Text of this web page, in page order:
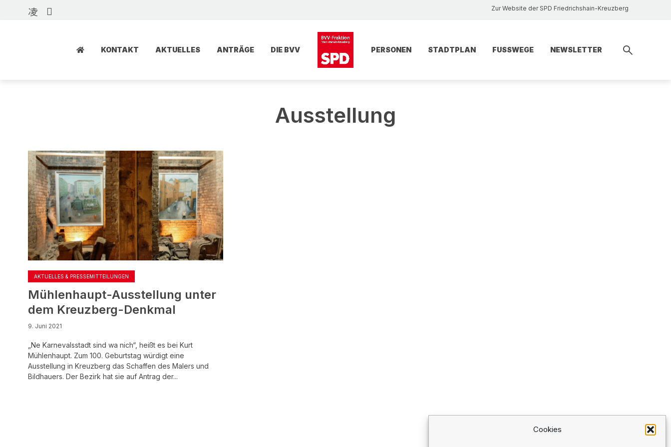
Cookies
Zur Website der SPD Friedrichshain-Kreuzberg
KONTAKT AKTUELLES ANTRÄGE DIE BVV PERSONEN STADTPLAN FUSSWEGE NEWSLETTER
Ausstellung
AKTUELLES & PRESSEMITTEILUNGEN
Mühlenhaupt-Ausstellung unter
dem Kreuzberg-Denkmal
9. Juni 2021
„Ne Karnevalsstadt sind wa nich“, heißt es bei Kurt
Mühlenhaupt. Zum 100. Geburtstag würdigt eine
Ausstellung in Kreuzberg das Schaffen des Malers und
Bildhauers. Der Bezirk hat sie auf Antrag der...